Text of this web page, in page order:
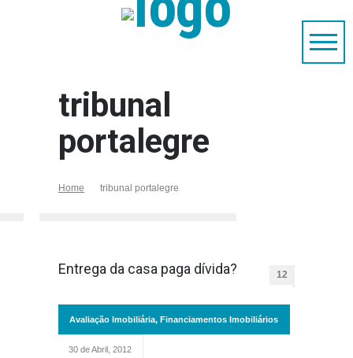
tribunal
portalegre
Home tribunal portalegre
Entrega da casa paga dívida? 12
Avaliação Imobiliária, Financiamentos Imobiliários
30 de Abril, 2012